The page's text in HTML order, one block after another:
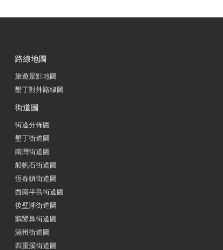
路線地圖
旅遊景點地圖
墾丁對外路線圖
街道圖
街道分佈圖
墾丁街道圖
南灣街道圖
船帆石街道圖
恆春鎮街道圖
西南半島街道圖
後壁湖街道圖
鵝鑾鼻街道圖
滿州街道圖
四重溪街道圖